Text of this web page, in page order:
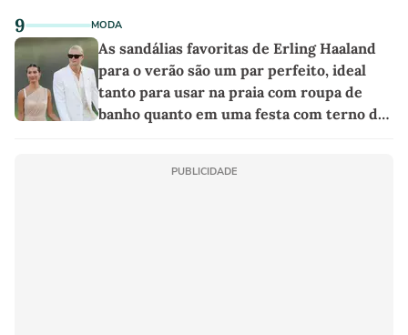
9 MODA
As sandálias favoritas de Erling Haaland
para o verão são um par perfeito, ideal
tanto para usar na praia com roupa de
banho quanto em uma festa com terno de
PUBLICIDADE